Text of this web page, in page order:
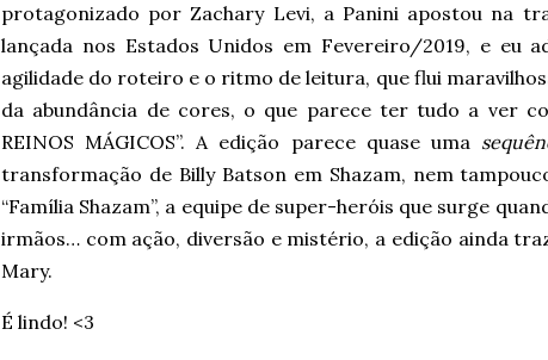
protagonizado por Zachary Levi, a Panini apostou na
lançada nos Estados Unidos em Fevereiro/2019, e eu
agilidade do roteiro e o ritmo de leitura, que flui
da abundância de cores, o que parece ter tudo a ver
REINOS MÁGICOS”. A edição parece quase uma
transformação de Billy Batson em Shazam, nem
“Família Shazam”, a equipe de super-heróis que surge
irmãos… com ação, diversão e mistério, a edição ainda
Mary.
É lindo! <3